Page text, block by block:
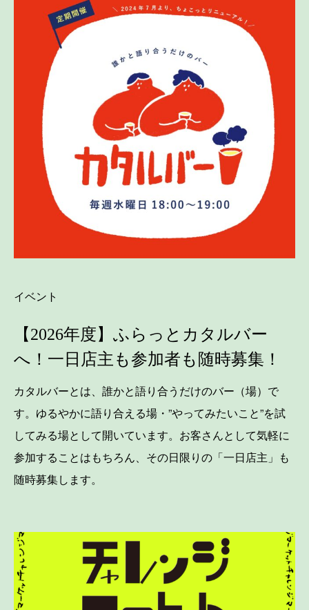
イベント
【2026年度】ふらっとカタルバー
へ！一日店主も参加者も随時募集！
カタルバーとは、誰かと語り合うだけのバー（場）で
す。ゆるやかに語り合える場・”やってみたいこと”を試
してみる場として開いています。お客さんとして気軽に
参加することはもちろん、その日限りの「一日店主」も
随時募集します。